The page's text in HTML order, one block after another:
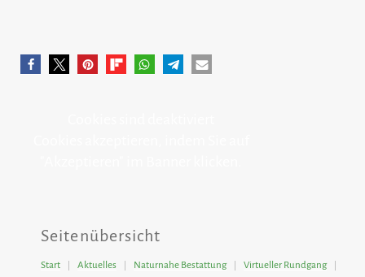
Seitenübersicht
Start Aktuelles Naturnahe Bestattung Virtueller Rundgang